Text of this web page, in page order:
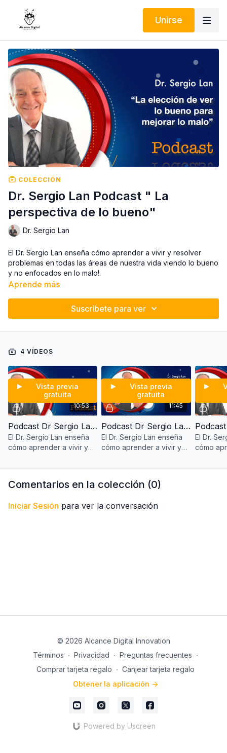
Unirse
COLECCIÓN
Dr. Sergio Lan Podcast " La
perspectiva de lo bueno"
Dr. Sergio Lan
El Dr. Sergio Lan enseña cómo aprender a vivir y resolver
problemas en todas las áreas de nuestra vida viendo lo bueno
y no enfocados en lo malo!.
Aprende más
Suscríbete para ver
4 VÍDEOS
10:53
Vista previa
gratuita
Podcast Dr Sergio Lan "La perspectiva de lo bueno" Primera parte
El Dr. Sergio Lan enseña
cómo aprender a vivir y
todas las áreas de nuestra
enfocados en lo
11:45
Vista previa
gratuita
Podcast Dr Sergio Lan "La perspectiva de lo bueno" Segunda parte
El Dr. Sergio Lan enseña
cómo aprender a vivir y
todas las áreas de nuestra
enfocados en lo
El Dr.
cómo
todas
Comentarios en la colección (0)
Iniciar Sesión para ver la conversación
© 2026 Alcance Digital Innovation
Términos ∙ Privacidad ∙ Preguntas frecuentes ∙
Comprar tarjeta regalo ∙ Canjear tarjeta regalo
Obtener la aplicación ->
Powered by Uscreen